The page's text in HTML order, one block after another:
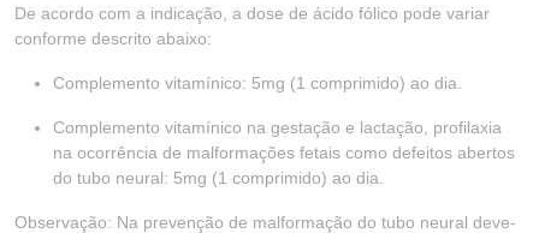
De acordo com a indicação, a dose de ácido fólico pode variar
conforme descrito abaixo:
Complemento vitamínico: 5mg (1 comprimido) ao dia.
Complemento vitamínico na gestação e lactação, profilaxia
na ocorrência de malformações fetais como defeitos abertos
do tubo neural: 5mg (1 comprimido) ao dia.
Observação: Na prevenção de malformação do tubo neural deve-